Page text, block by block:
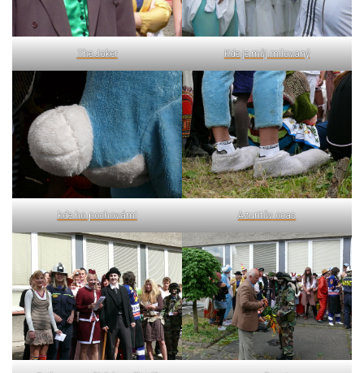
The Joker Kde je můj milovaný
kde ho pochovám! Azuritův ocas